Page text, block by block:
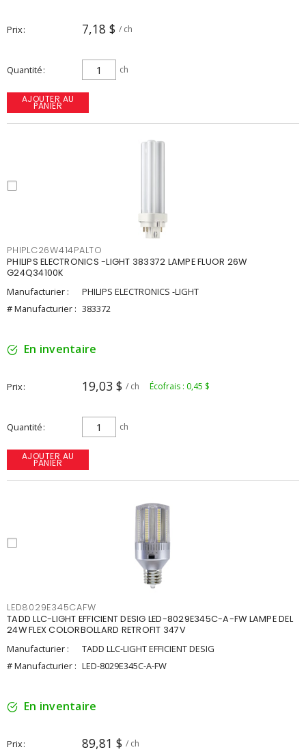
Prix 7,18 $ / ch
Quantité ch
AJOUTER AU
PANIER
PHIPLC26W414PALTO
PHILIPS ELECTRONICS -LIGHT 383372 LAMPE FLUOR 26W
G24Q34100K
Manufacturier :
PHILIPS ELECTRONICS -LIGHT
# Manufacturier : 383372
En inventaire
Prix 19,03 $ / ch Écofrais : 0,45 $
Quantité ch
AJOUTER AU
PANIER
LED8029E345CAFW
TADD LLC-LIGHT EFFICIENT DESIG LED-8029E345C-A-FW LAMPE DEL
24W FLEX COLORBOLLARD RETROFIT 347V
Manufacturier :
TADD LLC-LIGHT EFFICIENT DESIG
# Manufacturier : LED-8029E345C-A-FW
En inventaire
Prix 89,81 $ / ch